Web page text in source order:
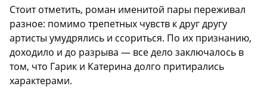
Стоит отметить, роман именитой пары переживал
разное: помимо трепетных чувств к друг другу
артисты умудрялись и ссориться. По их признанию,
доходило и до разрыва — все дело заключалось в
том, что Гарик и Катерина долго притирались
характерами.